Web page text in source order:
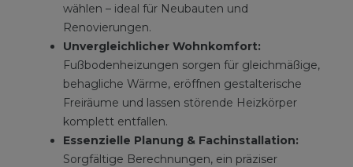
wählen – ideal für Neubauten und
Renovierungen.
Unvergleichlicher Wohnkomfort:
Fußbodenheizungen sorgen für gleichmäßige,
behagliche Wärme, eröffnen gestalterische
Freiräume und lassen störende Heizkörper
komplett entfallen.
Essenzielle Planung & Fachinstallation:
Sorgfältige Berechnungen, ein präziser